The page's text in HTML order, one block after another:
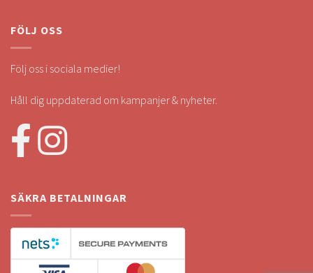
FÖLJ OSS
Följ oss i sociala medier!
Håll dig uppdaterad om kampanjer & nyheter.
SÄKRA BETALNINGAR